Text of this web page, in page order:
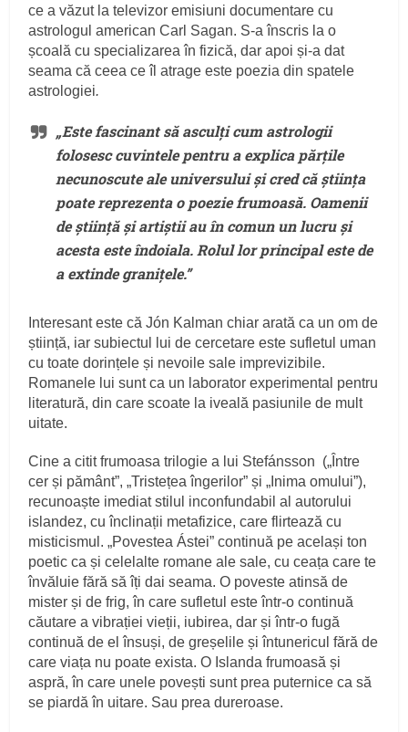
ce a văzut la televizor emisiuni documentare cu
astrologul american Carl Sagan. S-a înscris la o
școală cu specializarea în fizică, dar apoi și-a dat
seama că ceea ce îl atrage este poezia din spatele
astrologiei.
„Este fascinant să asculți cum astrologii
folosesc cuvintele pentru a explica părțile
necunoscute ale universului și cred că știința
poate reprezenta o poezie frumoasă. Oamenii
de știință și artiștii au în comun un lucru și
acesta este îndoiala. Rolul lor principal este de
a extinde granițele.”
Interesant este că Jón Kalman chiar arată ca un om de
știință, iar subiectul lui de cercetare este sufletul uman
cu toate dorințele și nevoile sale imprevizibile.
Romanele lui sunt ca un laborator experimental pentru
literatură, din care scoate la iveală pasiunile de mult
uitate.
Cine a citit frumoasa trilogie a lui Stefánsson („Între
cer și pământ”, „Tristețea îngerilor” și „Inima omului”),
recunoaște imediat stilul inconfundabil al autorului
islandez, cu înclinații metafizice, care flirtează cu
misticismul. „Povestea Ástei” continuă pe același ton
poetic ca și celelalte romane ale sale, cu ceața care te
învăluie fără să îți dai seama. O poveste atinsă de
mister și de frig, în care sufletul este într-o continuă
căutare a vibrației vieții, iubirea, dar și într-o fugă
continuă de el însuși, de greșelile și întunericul fără de
care viața nu poate exista. O Islanda frumoasă și
aspră, în care unele povești sunt prea puternice ca să
se piardă în uitare. Sau prea dureroase.